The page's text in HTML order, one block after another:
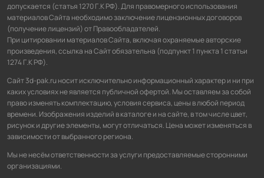
допускается (статья 1270 Г.К РФ). Для правомерного использования
материалов Сайта необходимо заключение лицензионных договоров
(получение лицензий) от Правообладателей.
При цитировании материалов Сайта, включая охраняемые авторские
произведения, ссылка на Сайт обязательна (подпункт 1 пункта 1 статьи
1274 Г.К РФ).
Сайт 3d-pak.ru носит исключительно информационный характер и ни при
каких условиях не является публичной офертой. Мы оставляем за собой
право изменять комплектацию, условия сервиса, цены в любой период
времени. Изображения изделий в каталоге и на сайте, в том числе цвет,
рисунок и другие элементы, могут отличаться. Цена может изменяться в
зависимости от выбранного региона.
Мы не несём ответственности за услуги предоставляемые сторонними
организациями.